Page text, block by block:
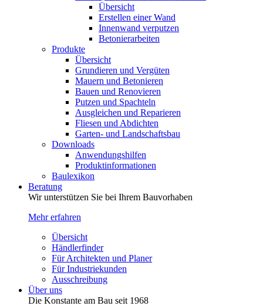
Übersicht
Erstellen einer Wand
Innenwand verputzen
Betonierarbeiten
Produkte
Übersicht
Grundieren und Vergüten
Mauern und Betonieren
Bauen und Renovieren
Putzen und Spachteln
Ausgleichen und Reparieren
Fliesen und Abdichten
Garten- und Landschaftsbau
Downloads
Anwendungshilfen
Produktinformationen
Baulexikon
Beratung
Wir unterstützen Sie bei Ihrem Bauvorhaben
Mehr erfahren
Übersicht
Händlerfinder
Für Architekten und Planer
Für Industriekunden
Ausschreibung
Über uns
Die Konstante am Bau seit 1968